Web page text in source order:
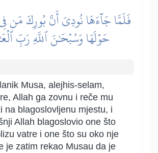
فَلَمَّا جَآءَهَا نُودِيَ أَنۢ بُورِكَ مَن
حَوۡلَهَا وَسُبۡحَٰنَ ٱللَّهِ رَبِّ
Musa, alejhis-selam,
Allah ga zovnu i reče mu
na blagoslovljenu mjestu, i
Allah blagoslovio one što
vatre i one što su oko nje
je zatim rekao Musau da je